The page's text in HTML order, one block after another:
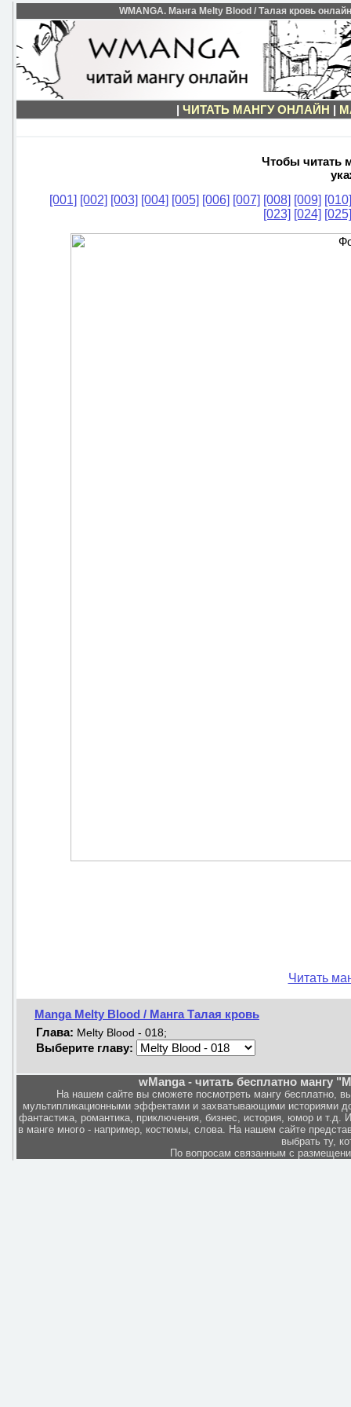
WMANGA. Манга Melty Blood / Талая кровь
| ЧИТАТЬ МАНГУ ОНЛАЙН |
Чтобы читать
[001] [002] [003] [004] [005] [006] [007] [008] [009] [010]
[023] [024] [025]
Читать
Manga Melty Blood / Манга Талая кровь
Глава: Melty Blood - 018;
Выберите главу:
wManga - читать бесплатно мангу
На нашем сайте вы сможете посмотреть мангу бесплатно,
мультипликационными эффектами и захватывающими историями
фантастика, романтика, приключения, бизнес, история, юмор и
в манге много - например, костюмы, слова. На нашем сайте
выбрать ту,
По вопросам связанным с